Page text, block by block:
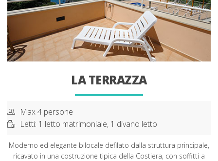
LA TERRAZZA
Max 4 persone
Letti: 1 letto matrimoniale, 1 divano letto
Moderno ed elegante bilocale defilato dalla struttura principale,
ricavato in una costruzione tipica della Costiera, con soffitti a